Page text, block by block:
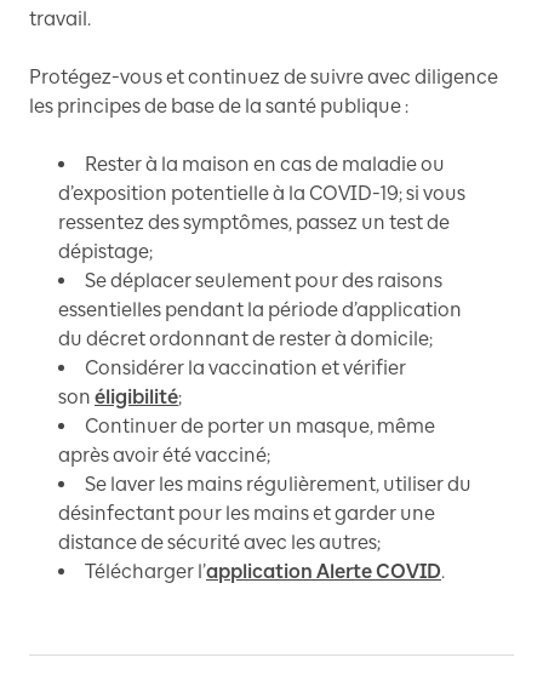
travail.
Protégez-vous et continuez de suivre avec diligence
les principes de base de la santé publique :
Rester à la maison en cas de maladie ou
d’exposition potentielle à la COVID-19; si vous
ressentez des symptômes, passez un test de
dépistage;
Se déplacer seulement pour des raisons
essentielles pendant la période d’application
du décret ordonnant de rester à domicile;
Considérer la vaccination et vérifier
son éligibilité;
Continuer de porter un masque, même
après avoir été vacciné;
Se laver les mains régulièrement, utiliser du
désinfectant pour les mains et garder une
distance de sécurité avec les autres;
Télécharger l’application Alerte COVID.